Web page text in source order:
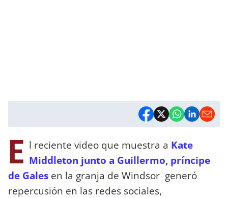
E l reciente video que muestra a Kate
Middleton junto a Guillermo, príncipe
de Gales en la granja de Windsor generó
repercusión en las redes sociales,